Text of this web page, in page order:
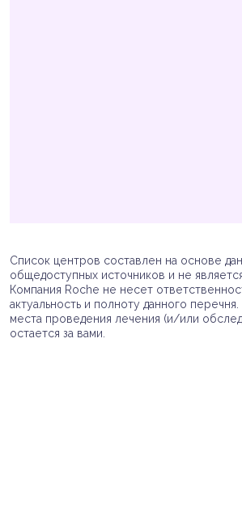
Список центров составлен на основе
общедоступных источников и не
Компания Roche не несет
актуальность и полноту данного
места проведения лечения (и/или
остается за вами.